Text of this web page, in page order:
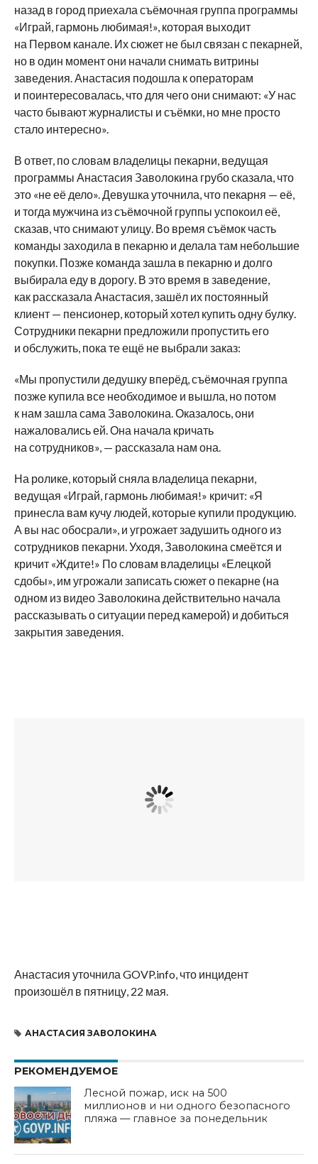
назад в город приехала съёмочная группа программы
«Играй, гармонь любимая!», которая выходит
на Первом канале. Их сюжет не был связан с пекарней,
но в один момент они начали снимать витрины
заведения. Анастасия подошла к операторам
и поинтересовалась, что для чего они снимают: «У нас
часто бывают журналисты и съёмки, но мне просто
стало интересно».
В ответ, по словам владелицы пекарни, ведущая
программы Анастасия Заволокина грубо сказала, что
это «не её дело». Девушка уточнила, что пекарня — её,
и тогда мужчина из съёмочной группы успокоил её,
сказав, что снимают улицу. Во время съёмок часть
команды заходила в пекарню и делала там небольшие
покупки. Позже команда зашла в пекарню и долго
выбирала еду в дорогу. В это время в заведение,
как рассказала Анастасия, зашёл их постоянный
клиент — пенсионер, который хотел купить одну булку.
Сотрудники пекарни предложили пропустить его
и обслужить, пока те ещё не выбрали заказ:
«Мы пропустили дедушку вперёд, съёмочная группа
позже купила все необходимое и вышла, но потом
к нам зашла сама Заволокина. Оказалось, они
нажаловались ей. Она начала кричать
на сотрудников», — рассказала нам она.
На ролике, который сняла владелица пекарни,
ведущая «Играй, гармонь любимая!» кричит: «Я
принесла вам кучу людей, которые купили продукцию.
А вы нас обосрали», и угрожает задушить одного из
сотрудников пекарни. Уходя, Заволокина смеётся и
кричит «Ждите!» По словам владелицы «Елецкой
сдобы», им угрожали записать сюжет о пекарне (на
одном из видео Заволокина действительно начала
рассказывать о ситуации перед камерой) и добиться
закрытия заведения.
Анастасия уточнила GOVP.info, что инцидент
произошёл в пятницу, 22 мая.
АНАСТАСИЯ ЗАВОЛОКИНА
РЕКОМЕНДУЕМОЕ
Лесной пожар, иск на 500
миллионов и ни одного безопасного
пляжа — главное за понедельник